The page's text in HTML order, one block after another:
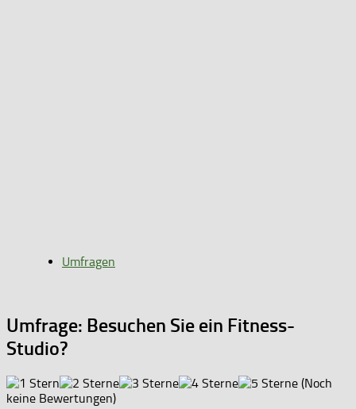
Umfragen
Umfrage: Besuchen Sie ein Fitness-
Studio?
(Noch
keine Bewertungen)